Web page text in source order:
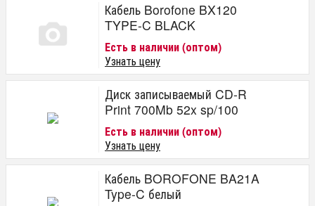
Кабель Borofone BX120
TYPE-C BLACK
Есть в наличии (оптом)
Узнать цену
Диск записываемый CD-R
Print 700Mb 52x sp/100
Есть в наличии (оптом)
Узнать цену
Кабель BOROFONE BA21A
Type-C белый